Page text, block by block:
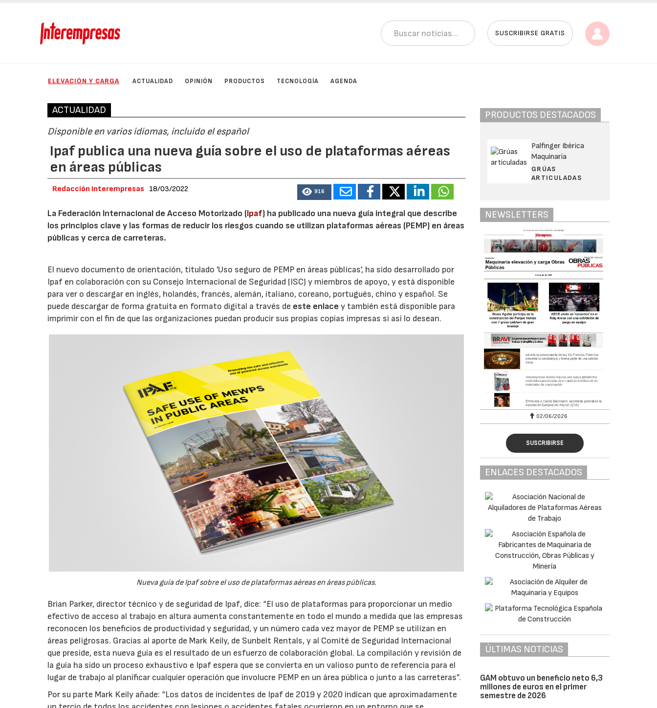
SUSCRIBIRSE GRATIS
ELEVACIÓN Y CARGA ACTUALIDAD OPINIÓN PRODUCTOS TECNOLOGÍA AGENDA
ACTUALIDAD
Disponible en varios idiomas, incluido el español
Ipaf publica una nueva guía sobre el uso de plataformas aéreas
en áreas públicas
Redacción Interempresas 18/03/2022 916
La Federación Internacional de Acceso Motorizado (Ipaf) ha publicado una nueva guía integral que describe
los principios clave y las formas de reducir los riesgos cuando se utilizan plataformas aéreas (PEMP) en áreas
públicas y cerca de carreteras.
El nuevo documento de orientación, titulado 'Uso seguro de PEMP en áreas públicas', ha sido desarrollado por
Ipaf en colaboración con su Consejo Internacional de Seguridad (ISC) y miembros de apoyo, y está disponible
para ver o descargar en inglés, holandés, francés, alemán, italiano, coreano, portugués, chino y español. Se
puede descargar de forma gratuita en formato digital a través de este enlace y también está disponible para
imprimir con el fin de que las organizaciones puedan producir sus propias copias impresas si así lo desean.
Nueva guía de Ipaf sobre el uso de plataformas aéreas en áreas públicas.
Brian Parker, director técnico y de seguridad de Ipaf, dice: “El uso de plataformas para proporcionar un medio
efectivo de acceso al trabajo en altura aumenta constantemente en todo el mundo a medida que las empresas
reconocen los beneficios de productividad y seguridad, y un número cada vez mayor de PEMP se utilizan en
áreas peligrosas. Gracias al aporte de Mark Keily, de Sunbelt Rentals, y al Comité de Seguridad Internacional
que preside, esta nueva guía es el resultado de un esfuerzo de colaboración global. La compilación y revisión de
la guía ha sido un proceso exhaustivo e Ipaf espera que se convierta en un valioso punto de referencia para el
lugar de trabajo al planificar cualquier operación que involucre PEMP en un área pública o junto a las carreteras”.
Por su parte Mark Keily añade: “Los datos de incidentes de Ipaf de 2019 y 2020 indican que aproximadamente
PRODUCTOS DESTACADOS
Palfinger Ibérica
Maquinaria
GRÚAS
ARTICULADAS
NEWSLETTERS
02/06/2026 02/06/2026
SUSCRIBIRSE
ENLACES DESTACADOS
ÚLTIMAS NOTICIAS
GAM obtuvo un beneficio neto 6,3
millones de euros en el primer
semestre de 2026